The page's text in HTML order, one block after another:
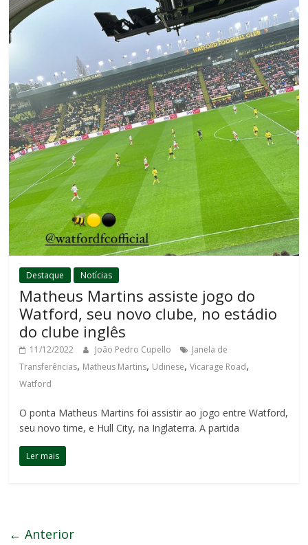
Destaque Notícias
Matheus Martins assiste jogo do
Watford, seu novo clube, no estádio
do clube inglês
11/12/2022 João Pedro Cupello
Janela de
Transferências, Matheus Martins, Udinese,Vicarage Road,
Watford
O ponta Matheus Martins foi assistir ao jogo entre Watford,
seu novo time, e Hull City, na Inglaterra. A partida
Ler mais
← Anterior